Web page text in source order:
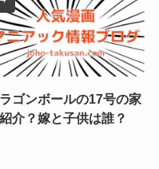
ラゴンボールの17号の家
介？嫁と子供は誰？